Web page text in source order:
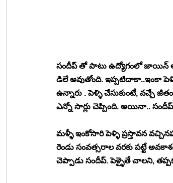
సందీప్ తో పాటు ఉద్యోగంలో జాయిన్
డిలే అవుతోంది. ఇప్పటిదాకా..ఇంకా పెళ్ళి
ఉన్నారు . పెళ్ళి చేసుకుంటే, వచ్చే
ఎన్నో సార్లు చెప్పింది. అయినా.. సందీప్
మళ్ళీ ఇంకోసారి పెళ్ళి ప్రస్తావన
రెండు సంవత్సరాల వరకు పట్టే
చెప్పాడు సందీప్. పెళ్ళైతే చాలని, తప్పక